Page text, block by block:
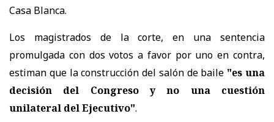
Casa Blanca.
Los magistrados de la corte, en una sentencia
promulgada con dos votos a favor por uno en contra,
estiman que la construcción del salón de baile "es una
decisión del Congreso y no una cuestión
unilateral del Ejecutivo".